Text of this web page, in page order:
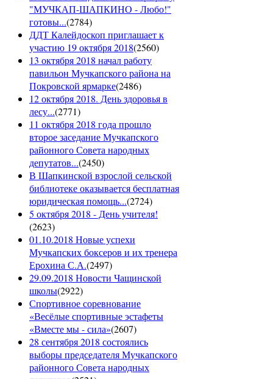
"МУЧКАП-ШАПКИНО - Любо!"
готовы...(2784)
ДДТ Калейдоскоп приглашает к
участию 19 октября 2018(2560)
13 октября 2018 начал работу
павильон Мучкапского района на
Покровской ярмарке(2486)
12 октября 2018. День здоровья в
лесу...(2771)
11 октября 2018 года прошло
второе заседание Мучкапского
районного Совета народных
депутатов...(2450)
В Шапкинской взрослой сельской
библиотеке оказывается бесплатная
юридическая помощь...(2724)
5 октября 2018 - День учителя!
(2623)
01.10.2018 Новые успехи
Мучкапских боксеров и их тренера
Ерохина С.А.(2497)
29.09.2018 Новости Чащинской
школы(2922)
Спортивное соревнование
«Весёлые спортивные эстафеты
«Вместе мы - сила»(2607)
28 сентября 2018 состоялись
выборы председателя Мучкапского
районного Совета народных